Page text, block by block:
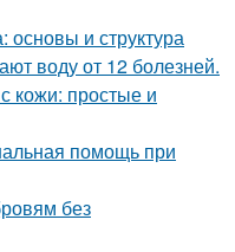
основы и структура
воду от 12 болезней.
кожи: простые и
помощь при
без